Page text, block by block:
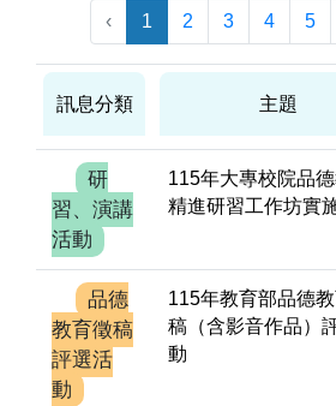
‹ 1 2 3 4 5
訊息分類 主題
研
習、演講
活動
115年大專校院品
精進研習工作坊實
品德
教育徵稿
評選活
動
115年教育部品德
稿（含影音作品）
動